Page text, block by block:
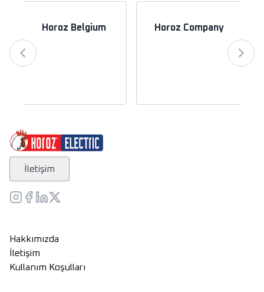
Horoz Belgium Horoz Company
İletişim
Hakkımızda
İletişim
Kullanım Koşulları